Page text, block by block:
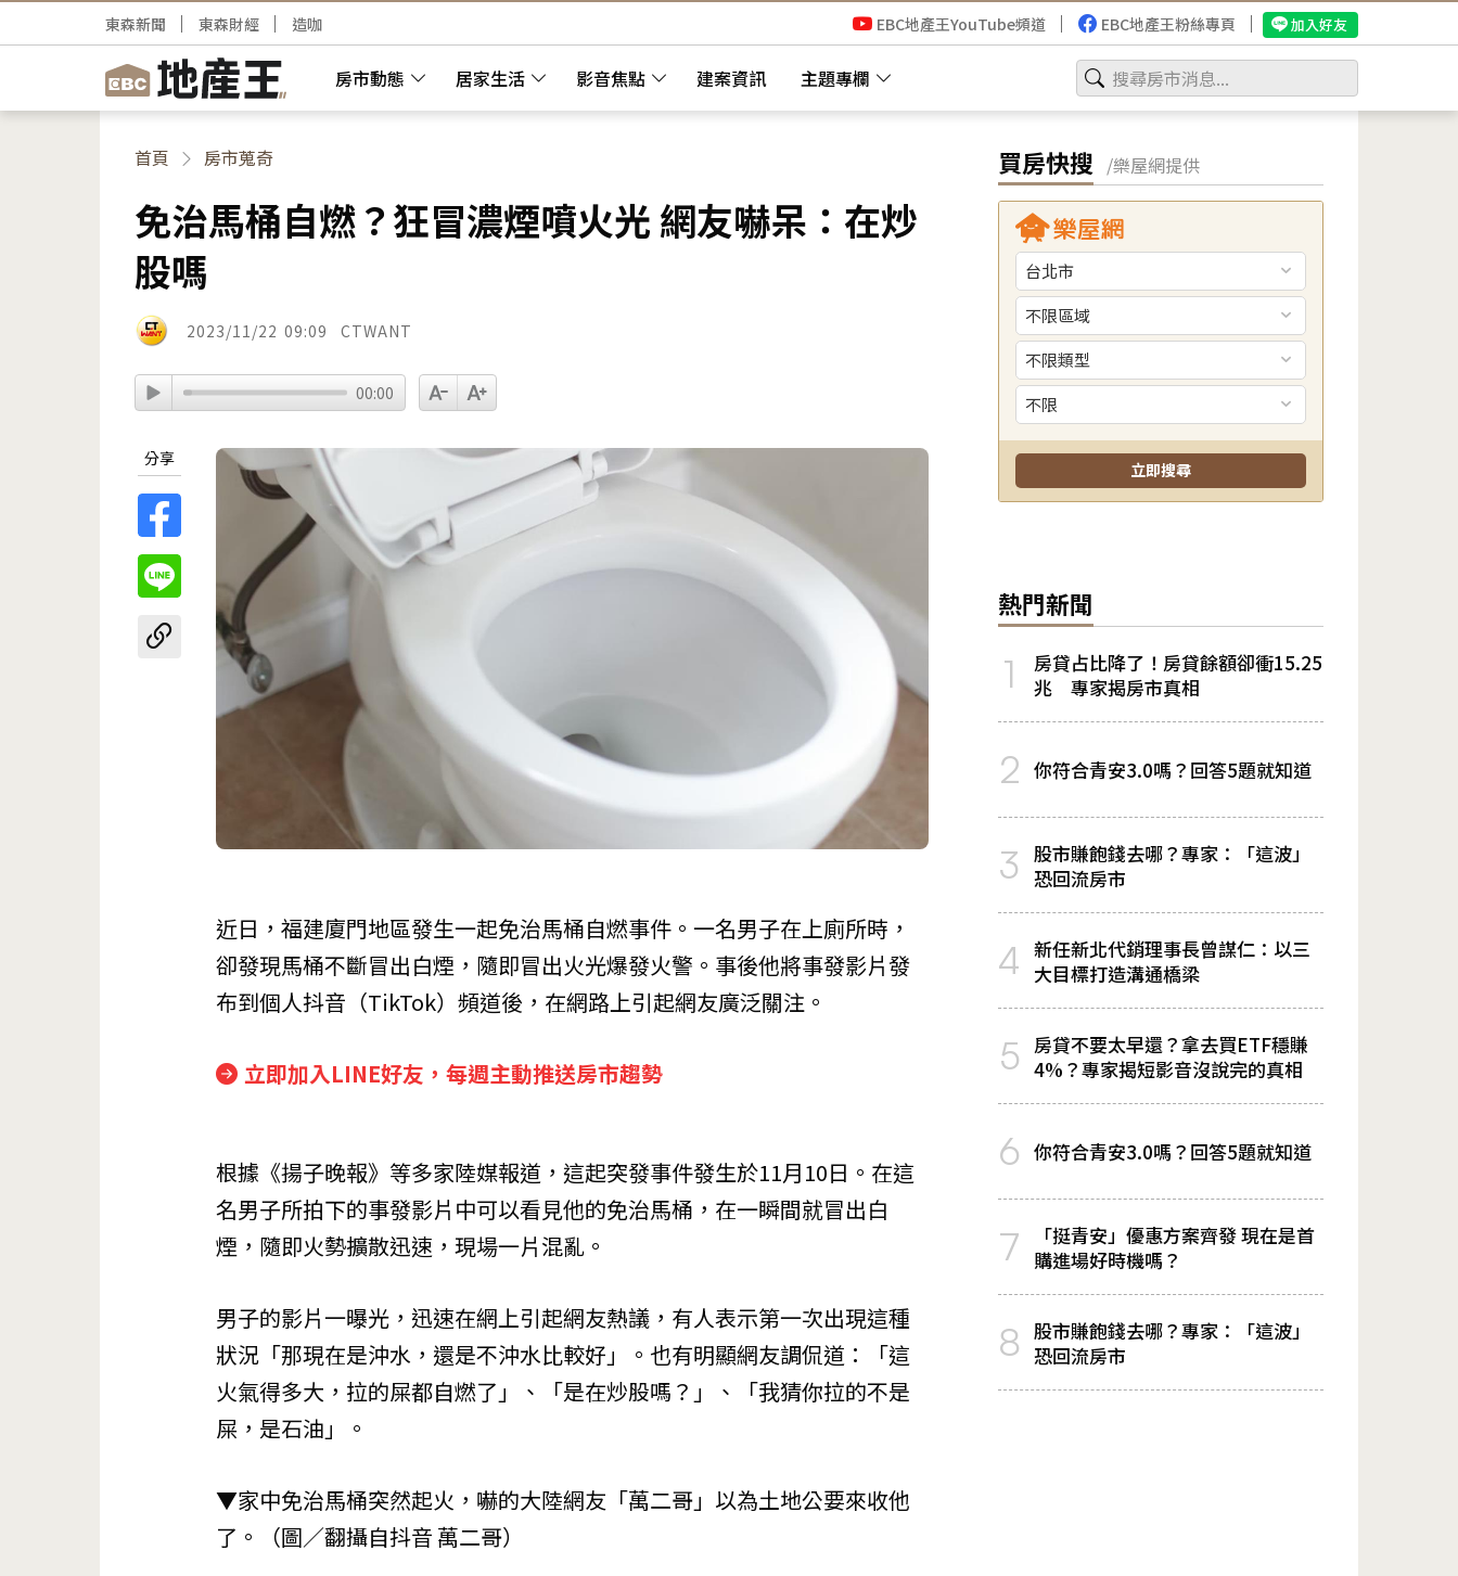
房市動態 居家生活 影音焦點 建案資訊 主題專欄
東森新聞 東森財經 造咖 EBC地產王YouTube頻道 EBC地產王粉絲專頁 加入好友
首頁 房市蒐奇
免治馬桶自燃？狂冒濃煙噴火光 網友嚇呆：在炒
股嗎
2023/11/22 09:09 CTWANT
00:00
分享
近日，福建廈門地區發生一起免治馬桶自燃事件。一名男子在上廁所時，
卻發現馬桶不斷冒出白煙，隨即冒出火光爆發火警。事後他將事發影片發
布到個人抖音（TikTok）頻道後，在網路上引起網友廣泛關注。
立即加入LINE好友，每週主動推送房市趨勢
根據《揚子晚報》等多家陸媒報道，這起突發事件發生於11月10日。在這
名男子所拍下的事發影片中可以看見他的免治馬桶，在一瞬間就冒出白
煙，隨即火勢擴散迅速，現場一片混亂。
男子的影片一曝光，迅速在網上引起網友熱議，有人表示第一次出現這種
狀況「那現在是沖水，還是不沖水比較好」。也有明顯網友調侃道：「這
火氣得多大，拉的屎都自燃了」、「是在炒股嗎？」、「我猜你拉的不是
屎，是石油」。
▼家中免治馬桶突然起火，嚇的大陸網友「萬二哥」以為土地公要來收他
了。（圖／翻攝自抖音 萬二哥）
買房快搜 /樂屋網提供
熱門新聞
1
房貸占比降了！房貸餘額卻衝15.25
兆 專家揭房市真相
2 你符合青安3.0嗎？回答5題就知道
3 股市賺飽錢去哪？專家：「這波」
恐回流房市
4 新任新北代銷理事長曾謀仁：以三
大目標打造溝通橋梁
5 房貸不要太早還？拿去買ETF穩賺
4%？專家揭短影音沒說完的真相
6 你符合青安3.0嗎？回答5題就知道
7
「挺青安」優惠方案齊發 現在是首
購進場好時機嗎？
8 股市賺飽錢去哪？專家：「這波」
恐回流房市